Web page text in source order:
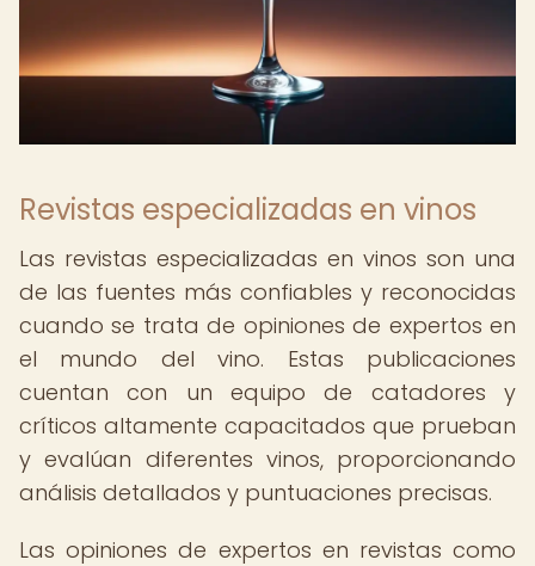
Revistas especializadas en vinos
Las revistas especializadas en vinos son una
de las fuentes más confiables y reconocidas
cuando se trata de opiniones de expertos en
el mundo del vino. Estas publicaciones
cuentan con un equipo de catadores y
críticos altamente capacitados que prueban
y evalúan diferentes vinos, proporcionando
análisis detallados y puntuaciones precisas.
Las opiniones de expertos en revistas como